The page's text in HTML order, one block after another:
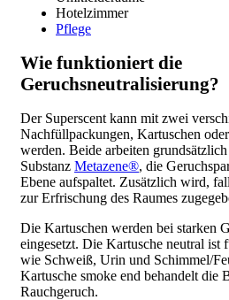
Hotelzimmer
Pflege
Wie funktioniert die
Geruchsneutralisierung?
Der Superscent kann mit zwei
Nachfüllpackungen, Kartuschen
werden. Beide arbeiten
Substanz Metazene®, die
Ebene aufspaltet. Zusätzlich wird,
zur Erfrischung des Raumes
Die Kartuschen werden bei starken
eingesetzt. Die Kartusche neutral ist
wie Schweiß, Urin und Schimmel/
Kartusche smoke end behandelt die
Rauchgeruch.